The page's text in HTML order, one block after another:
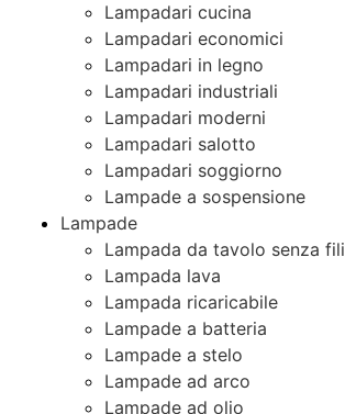
Lampadari cucina
Lampadari economici
Lampadari in legno
Lampadari industriali
Lampadari moderni
Lampadari salotto
Lampadari soggiorno
Lampade a sospensione
Lampade
Lampada da tavolo senza fili
Lampada lava
Lampada ricaricabile
Lampade a batteria
Lampade a stelo
Lampade ad arco
Lampade ad olio